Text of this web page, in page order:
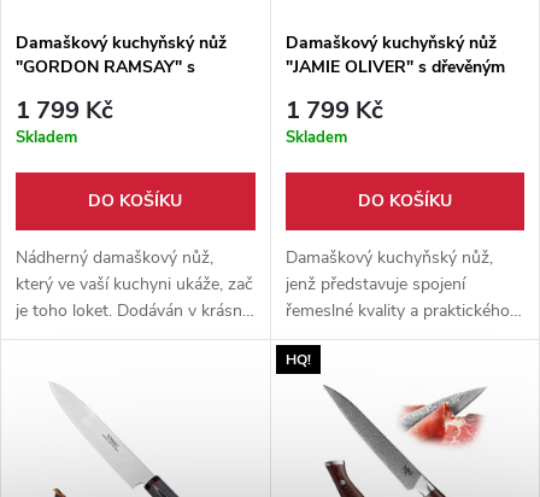
Damaškový kuchyňský nůž
"GORDON RAMSAY" s
1 799 Kč
Skladem
DO KOŠÍKU
Nádherný damaškový nůž,
který ve vaší kuchyni ukáže, zač
je toho loket. Dodáván v krásné
dárkové krabičce.
Damaškový kuchyňský nůž
"JAMIE OLIVER" s dřevěným
1 799 Kč
Skladem
DO KOŠÍKU
Damaškový kuchyňský nůž,
jenž představuje spojení
řemeslné kvality a praktického
využití při přípravě pokrmů.
Každý kus je dodáván
v elegantním dřevěném boxu,
který zajišťuje bezpečné uložení
HQ!